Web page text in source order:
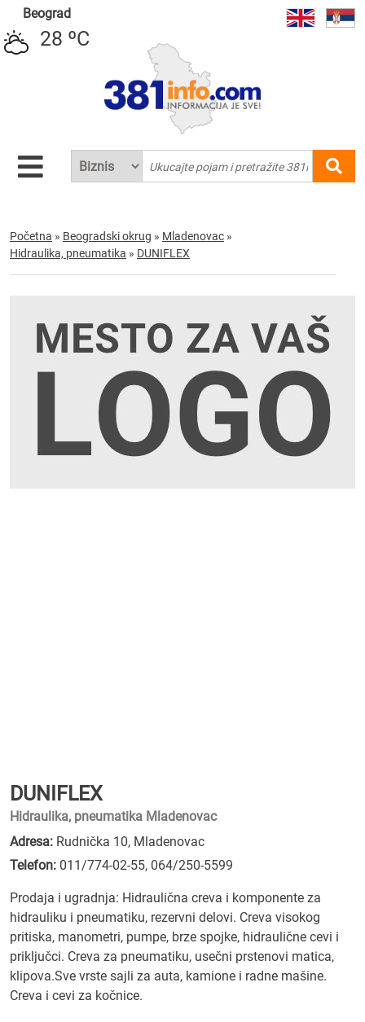
Beograd
28 ºC
Početna » Beogradski okrug » Mladenovac »
Hidraulika, pneumatika » DUNIFLEX
DUNIFLEX
Hidraulika, pneumatika Mladenovac
Adresa: Rudnička 10, Mladenovac
Telefon: 011/774-02-55, 064/250-5599
Prodaja i ugradnja: Hidraulična creva i komponente za
hidrauliku i pneumatiku, rezervni delovi. Creva visokog
pritiska, manometri, pumpe, brze spojke, hidraulične cevi i
priključci. Creva za pneumatiku, usečni prstenovi matica,
klipova.Sve vrste sajli za auta, kamione i radne mašine.
Creva i cevi za kočnice.